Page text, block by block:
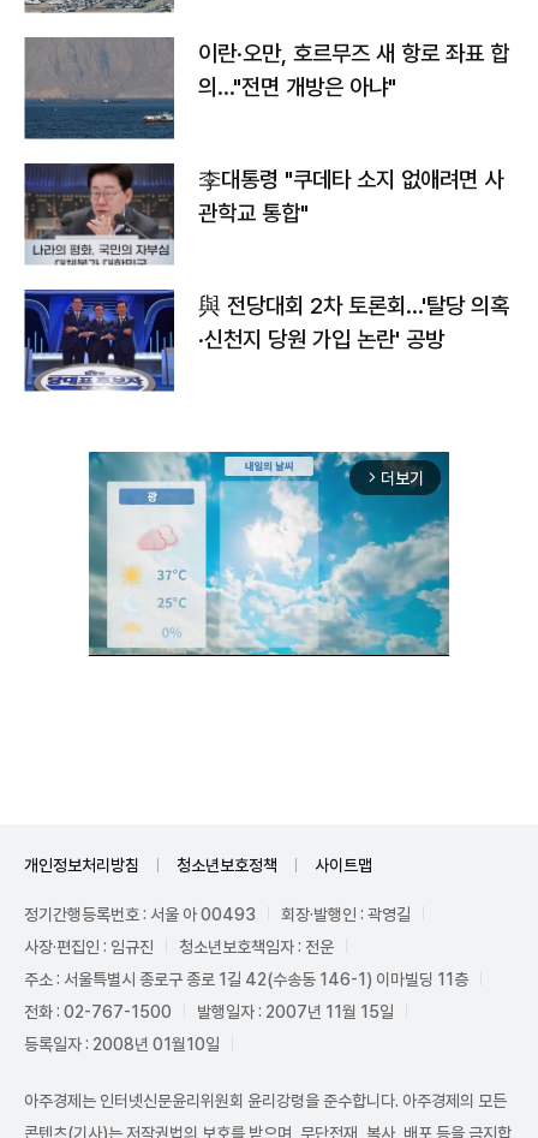
이란·오만, 호르무즈 새 항로 좌표 합
의…"전면 개방은 아냐"
李대통령 "쿠데타 소지 없애려면 사
관학교 통합"
與 전당대회 2차 토론회…'탈당 의혹
·신천지 당원 가입 논란' 공방
arrow_forward_ios 더보기
개인정보처리방침 청소년보호정책 사이트맵
정기간행등록번호 : 서울 아 00493
회장·발행인 : 곽영길
사장·편집인 : 임규진
청소년보호책임자 : 전운
주소 : 서울특별시 종로구 종로 1길 42(수송동 146-1) 이마빌딩 11층
전화 : 02-767-1500
발행일자 : 2007년 11월 15일
등록일자 : 2008년 01월10일
아주경제는 인터넷신문윤리위원회 윤리강령을 준수합니다. 아주경제의 모든
콘텐츠(기사)는 저작권법의 보호를 받으며, 무단전재, 복사, 배포 등을 금지합